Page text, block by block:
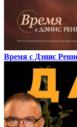
Время с Дэнис